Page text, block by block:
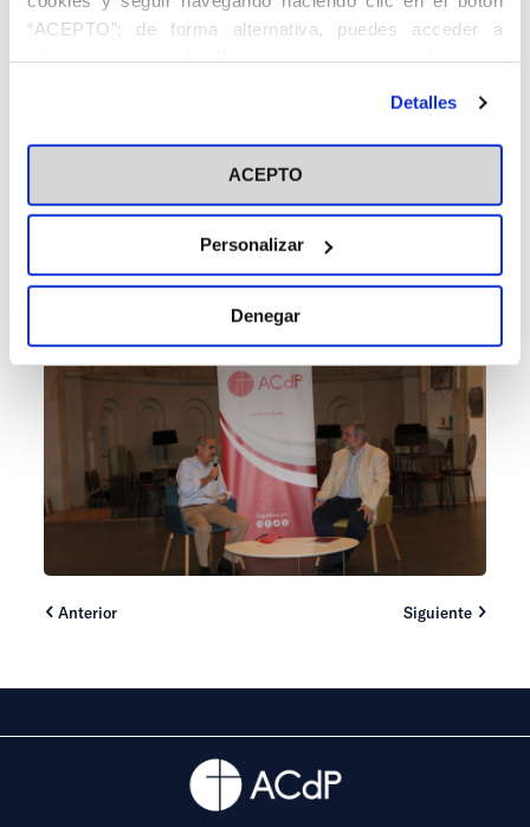
“ACEPTO”; de forma alternativa, puedes acceder a
información más detallada y cambiar tus preferencias
en el botón "Personalizar". Para más información puedes
visitar nuestra Política de Cookies
Detalles
ACEPTO
Personalizar
Denegar
Anterior Siguiente